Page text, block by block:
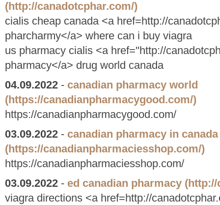
(http://canadotcphar.com/)
cialis cheap canada <a href=http://
pharcharmy</a> where can i buy viagra
us pharmacy cialis <a href="http://
pharmacy</a> drug world canada
04.09.2022 - canadian pharmacy world
(https://canadianpharmacygood.com/)
https://canadianpharmacygood.com/
03.09.2022 - canadian pharmacy in canada
(https://canadianpharmaciesshop.com/)
https://canadianpharmaciesshop.com/
03.09.2022 - ed canadian pharmacy (http://
viagra directions <a href=http://